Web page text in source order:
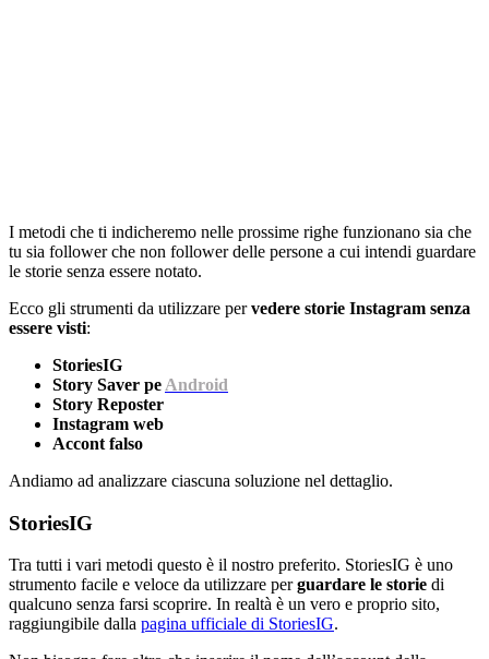
I metodi che ti indicheremo nelle prossime righe funzionano sia che
tu sia follower che non follower delle persone a cui intendi guardare
le storie senza essere notato.
Ecco gli strumenti da utilizzare pervedere storie Instagram senza
essere visti:
StoriesIG
Story Saver pe Android
Story Reposter
Instagram web
Accont falso
Andiamo ad analizzare ciascuna soluzione nel dettaglio.
StoriesIG
Tra tutti i vari metodi questo è il nostro preferito. StoriesIG è uno
strumento facile e veloce da utilizzare perguardare le storie di
qualcuno senza farsi scoprire. In realtà è un vero e proprio sito,
raggiungibile dalla pagina ufficiale di StoriesIG.